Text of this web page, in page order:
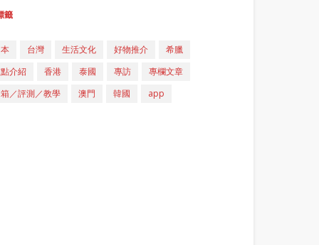
籤
台灣 生活文化 好物推介
希臘
介紹
香港 泰國 專訪
專欄文章
／評測／教學
澳門 韓國 app